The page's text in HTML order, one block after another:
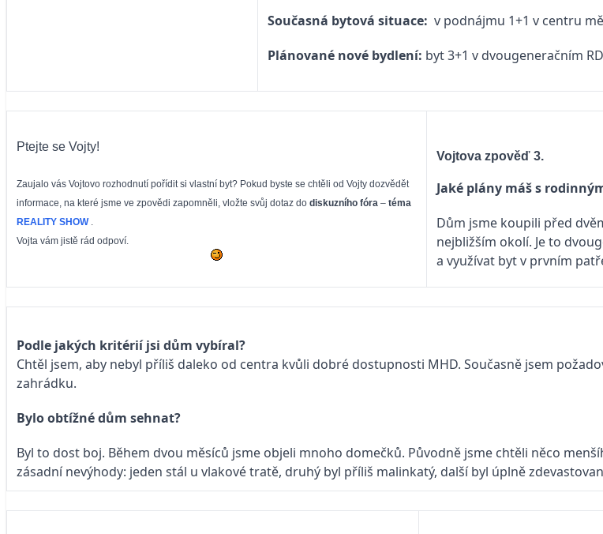
Současná bytová situace: v podnájmu 1+1 v centru
Plánované nové bydlení: byt 3+1 v dvougeneračním RD
Ptejte se Vojty!
Zaujalo vás Vojtovo rozhodnutí pořídit si vlastní byt? Pokud byste se chtěli od Vojty dozvědět
informace, na které jsme ve zpovědi zapomněli, vložte svůj dotaz do diskuzního fóra – téma
REALITY SHOW .
Vojta vám jistě rád odpoví.
Vojtova zpověď 3.
Jaké plány máš s
Dům jsme koupili před
nejbližším okolí. Je to
a využívat byt v prvním
Podle jakých kritérií jsi dům vybíral?
Chtěl jsem, aby nebyl příliš daleko od centra kvůli dobré dostupnosti MHD. Současně jsem
zahrádku.
Bylo obtížné dům sehnat?
Byl to dost boj. Během dvou měsíců jsme objeli mnoho domečků. Původně jsme chtěli něco
zásadní nevýhody: jeden stál u vlakové tratě, druhý byl příliš malinkatý, další byl úplně